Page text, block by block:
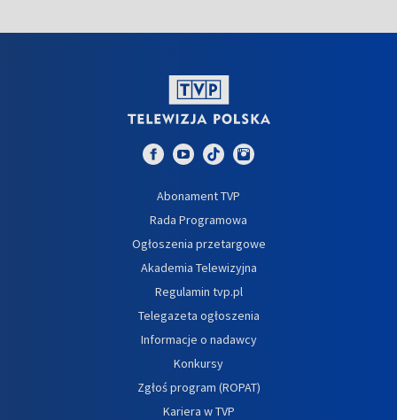
Abonament TVP
Rada Programowa
Ogłoszenia przetargowe
Akademia Telewizyjna
Regulamin tvp.pl
Telegazeta ogłoszenia
Informacje o nadawcy
Konkursy
Zgłoś program (ROPAT)
Kariera w TVP